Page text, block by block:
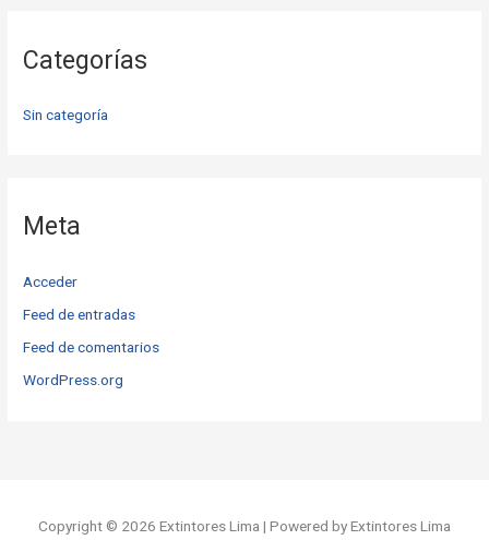
Categorías
Sin categoría
Meta
Acceder
Feed de entradas
Feed de comentarios
WordPress.org
Copyright © 2026 Extintores Lima | Powered by Extintores Lima